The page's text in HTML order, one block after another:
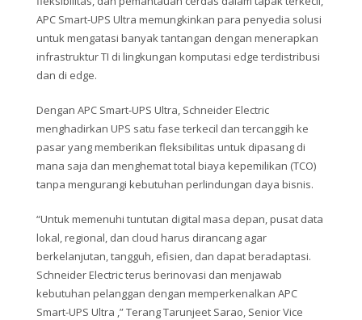
APC Smart-UPS Ultra memungkinkan para penyedia solusi
untuk mengatasi banyak tantangan dengan menerapkan
infrastruktur TI di lingkungan komputasi edge terdistribusi
dan di edge.
Dengan APC Smart-UPS Ultra, Schneider Electric
menghadirkan UPS satu fase terkecil dan tercanggih ke
pasar yang memberikan fleksibilitas untuk dipasang di
mana saja dan menghemat total biaya kepemilikan (TCO)
tanpa mengurangi kebutuhan perlindungan daya bisnis.
“Untuk memenuhi tuntutan digital masa depan, pusat data
lokal, regional, dan cloud harus dirancang agar
berkelanjutan, tangguh, efisien, dan dapat beradaptasi.
Schneider Electric terus berinovasi dan menjawab
kebutuhan pelanggan dengan memperkenalkan APC
Smart-UPS Ultra ,” Terang Tarunjeet Sarao, Senior Vice